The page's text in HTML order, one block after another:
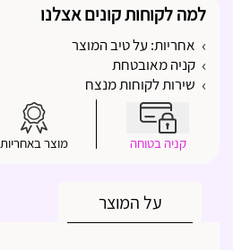
למה לקוחות קונים אצלנו
אחריות: על טיב המוצר
קניה מאובטחת
שירות לקוחות מנצח
קניה בטוחה מוצר באחריות
על המוצר